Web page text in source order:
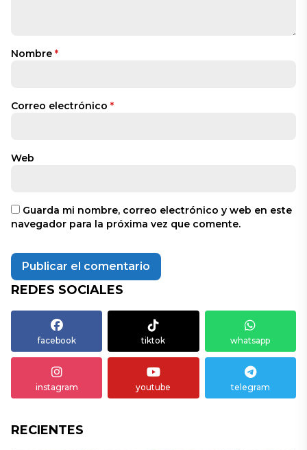
Nombre *
Correo electrónico *
Web
Guarda mi nombre, correo electrónico y web en este
navegador para la próxima vez que comente.
REDES SOCIALES
facebook tiktok whatsapp
instagram youtube telegram
RECIENTES